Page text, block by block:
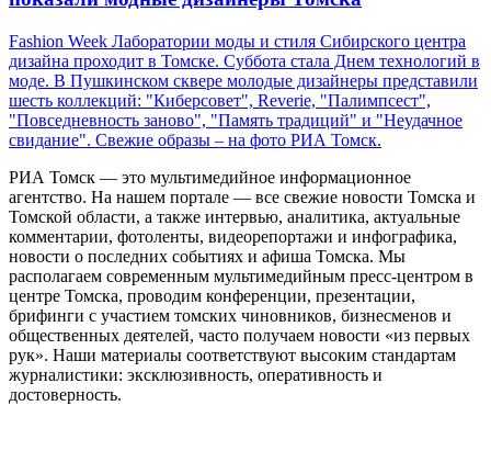
Fashion Week Лаборатории моды и стиля Сибирского центра
дизайна проходит в Томске. Суббота стала Днем технологий в
моде. В Пушкинском сквере молодые дизайнеры представили
шесть коллекций: "Киберсовет", Reverie, "Палимпсест",
"Повседневность заново", "Память традиций" и "Неудачное
свидание". Свежие образы – на фото РИА Томск.
РИА Томск — это мультимедийное информационное
агентство. На нашем портале — все свежие новости Томска и
Томской области, а также интервью, аналитика, актуальные
комментарии, фотоленты, видеорепортажи и инфографика,
новости о последних событиях и афиша Томска. Мы
располагаем современным мультимедийным пресс-центром в
центре Томска, проводим конференции, презентации,
брифинги с участием томских чиновников, бизнесменов и
общественных деятелей, часто получаем новости «из первых
рук». Наши материалы соответствуют высоким стандартам
журналистики: эксклюзивность, оперативность и
достоверность.